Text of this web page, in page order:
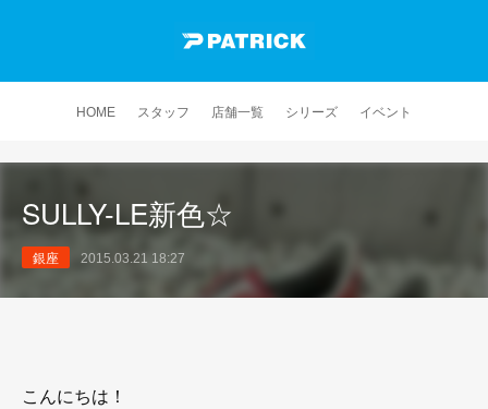
HOME スタッフ 店舗一覧 シリーズ イベント
SULLY-LE新色☆
銀座 2015.03.21 18:27
こんにちは！